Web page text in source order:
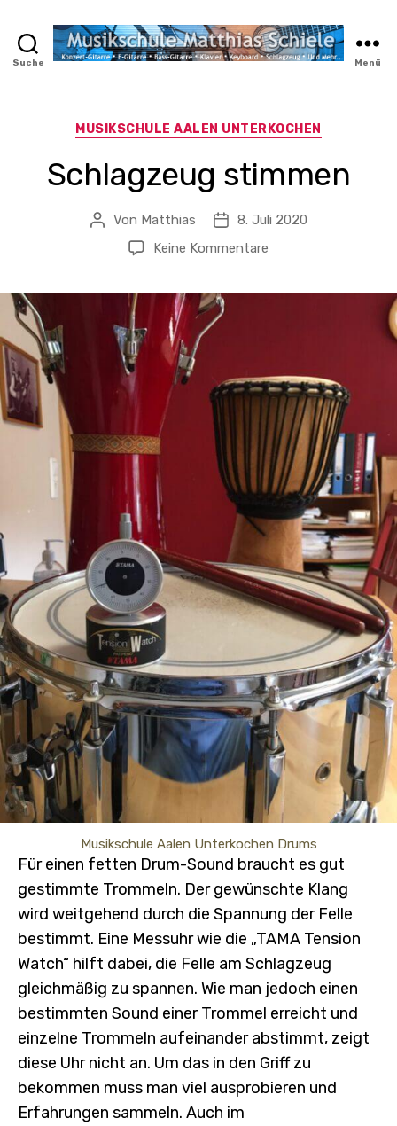
Suche Menü
Kategorien
MUSIKSCHULE AALEN UNTERKOCHEN
Schlagzeug stimmen
Beitragsautor
Von Matthias Veröffentlichungsdatum
8. Juli 2020
Keine Kommentare
Musikschule Aalen Unterkochen Drums
Für einen fetten Drum-Sound braucht es gut
gestimmte Trommeln. Der gewünschte Klang
wird weitgehend durch die Spannung der Felle
bestimmt. Eine Messuhr wie die „TAMA Tension
Watch“ hilft dabei, die Felle am Schlagzeug
gleichmäßig zu spannen. Wie man jedoch einen
bestimmten Sound einer Trommel erreicht und
einzelne Trommeln aufeinander abstimmt, zeigt
diese Uhr nicht an. Um das in den Griff zu
bekommen muss man viel ausprobieren und
Erfahrungen sammeln. Auch im